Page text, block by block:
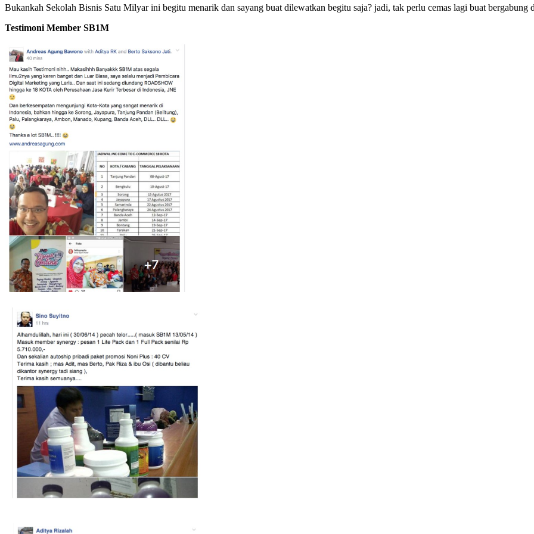
Bukankah Sekolah Bisnis Satu Milyar ini begitu menarik dan sayang buat dilewatkan begitu saja? jadi, tak perlu cemas lagi buat bergabung
Testimoni Member SB1M